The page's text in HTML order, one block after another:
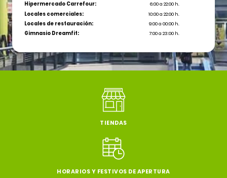
Hipermercado Carrefour:
6:00 a 22:00 h.
Locales comerciales:
10:00 a 22:00 h.
Locales de restauración:
9:00 a 00:00 h.
Gimnasio Dreamfit:
7:00 a 23:00 h.
TIENDAS
HORARIOS Y FESTIVOS DE APERTURA